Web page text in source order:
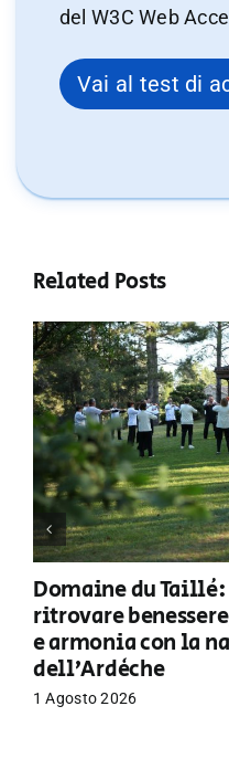
del W3C Web
Vai al test di
Related Posts
Domaine du
ritrovare
e armonia con la
dell’Ardèche
1 Agosto 2026